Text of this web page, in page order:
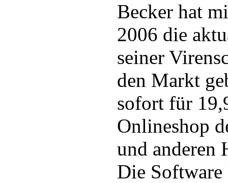
Becker hat
2006 die
seiner
den Markt
sofort für
Onlineshop
und anderen
Die